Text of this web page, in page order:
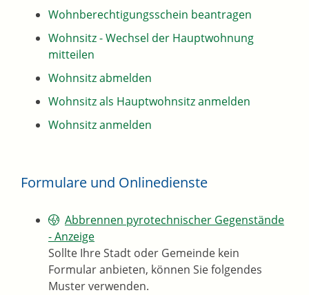
Wohnberechtigungsschein beantragen
Wohnsitz - Wechsel der Hauptwohnung
mitteilen
Wohnsitz abmelden
Wohnsitz als Hauptwohnsitz anmelden
Wohnsitz anmelden
Formulare und Onlinedienste
Abbrennen pyrotechnischer Gegenstände
- Anzeige
Sollte Ihre Stadt oder Gemeinde kein
Formular anbieten, können Sie folgendes
Muster verwenden.